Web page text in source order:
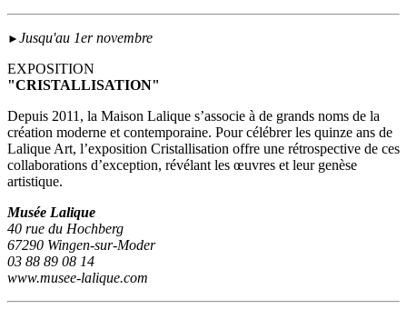
► Jusqu'au 1er novembre
EXPOSITION
"CRISTALLISATION"
Depuis 2011, la Maison Lalique s’associe à de grands noms de la
création moderne et contemporaine. Pour célébrer les quinze ans de
Lalique Art, l’exposition Cristallisation offre une rétrospective de ces
collaborations d’exception, révélant les œuvres et leur genèse
artistique.
Musée Lalique
40 rue du Hochberg
67290 Wingen-sur-Moder
03 88 89 08 14
www.musee-lalique.com